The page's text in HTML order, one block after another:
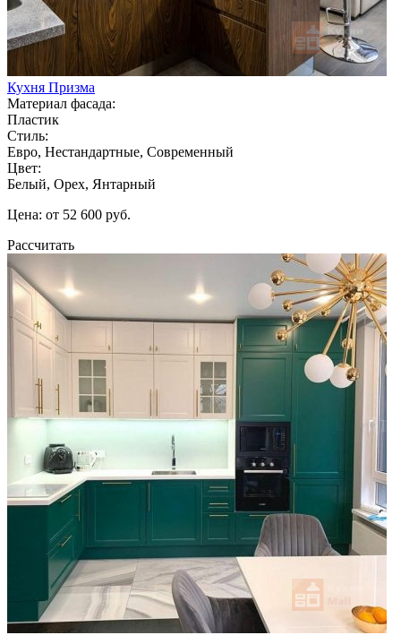
Кухня Призма
Материал фасада:
Пластик
Стиль:
Евро, Нестандартные, Современный
Цвет:
Белый, Орех, Янтарный
Цена: от 52 600 руб.
Рассчитать